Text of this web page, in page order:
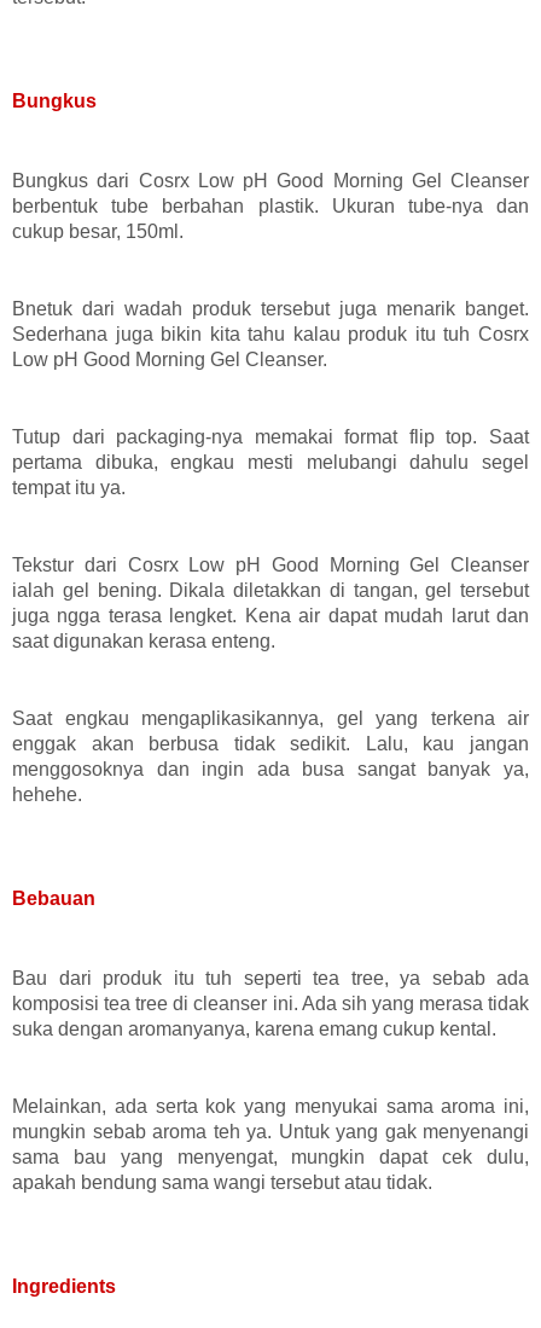
Bungkus
Bungkus dari Cosrx Low pH Good Morning Gel Cleanser
berbentuk tube berbahan plastik. Ukuran tube-nya dan
cukup besar, 150ml.
Bnetuk dari wadah produk tersebut juga menarik banget.
Sederhana juga bikin kita tahu kalau produk itu tuh Cosrx
Low pH Good Morning Gel Cleanser.
Tutup dari packaging-nya memakai format flip top. Saat
pertama dibuka, engkau mesti melubangi dahulu segel
tempat itu ya.
Tekstur dari Cosrx Low pH Good Morning Gel Cleanser
ialah gel bening. Dikala diletakkan di tangan, gel tersebut
juga ngga terasa lengket. Kena air dapat mudah larut dan
saat digunakan kerasa enteng.
Saat engkau mengaplikasikannya, gel yang terkena air
enggak akan berbusa tidak sedikit. Lalu, kau jangan
menggosoknya dan ingin ada busa sangat banyak ya,
hehehe.
Bebauan
Bau dari produk itu tuh seperti tea tree, ya sebab ada
komposisi tea tree di cleanser ini. Ada sih yang merasa tidak
suka dengan aromanyanya, karena emang cukup kental.
Melainkan, ada serta kok yang menyukai sama aroma ini,
mungkin sebab aroma teh ya. Untuk yang gak menyenangi
sama bau yang menyengat, mungkin dapat cek dulu,
apakah bendung sama wangi tersebut atau tidak.
Ingredients